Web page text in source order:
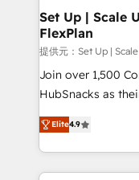
Award 🏆2020
Integrations
Marketing
2018 Website
Website Design
Sales Enablement
Growth-Driven
Set Up | Scale
FlexPlan
提供元：Set Up |
Join over 1,500
HubSnacks as
Simple pay-as-
1️⃣ Set Up |
HubSpot portals 2️⃣ Scale Up | 100% HubSpot Task
Execution... Global 24/7
Elite4.9